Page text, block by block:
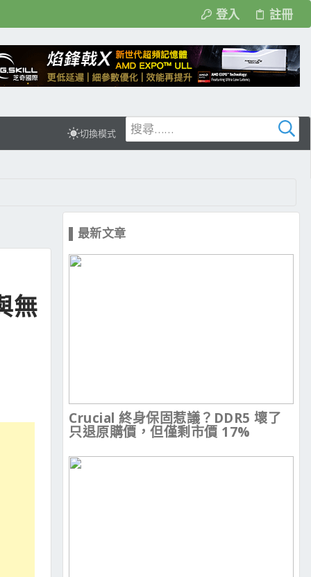
登入 註冊
切換模式
無
▌最新文章
Crucial 終身保固惹議？DDR5 壞了
只退原購價，但僅剩市價 17%